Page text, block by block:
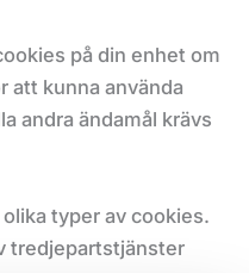
på din enhet om
att kunna använda
andra ändamål krävs
typer av cookies.
tredjepartstjänster